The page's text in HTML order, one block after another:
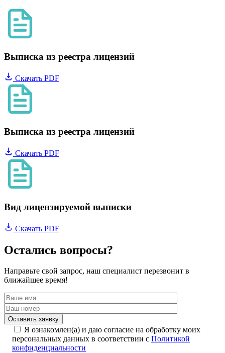
Выписка из реестра лицензий
Скачать PDF
Выписка из реестра лицензий
Скачать PDF
Вид лицензируемой выписки
Скачать PDF
Остались вопросы?
Направьте свой запрос, наш специалист перезвонит в
ближайшее время!
Я ознакомлен(а) и даю согласие на обработку моих
персональных данных в соответствии с Политикой
конфиденциальности